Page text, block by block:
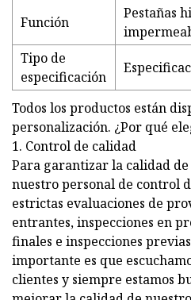
Función
Pestañas
Tipo de
especificación
Todos los productos están
personalización. ¿Por qué
1. Control de calidad
Para garantizar la calidad
nuestro personal de control
estrictas evaluaciones de
entrantes, inspecciones en
finales e inspecciones
importante es que
clientes y siempre estamos